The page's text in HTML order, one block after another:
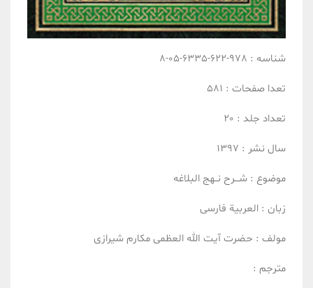
شناسه : 978-622-6335-05-8
تعدا صفحات : 581
تعداد جلد : 20
سال نشر : 1397
موضوع : شـــرح نــهج البلاغه
زبان : العربیة فارسی
مولف : حضرت آیت الله العظمی مکارم شیرازی
مترجم :